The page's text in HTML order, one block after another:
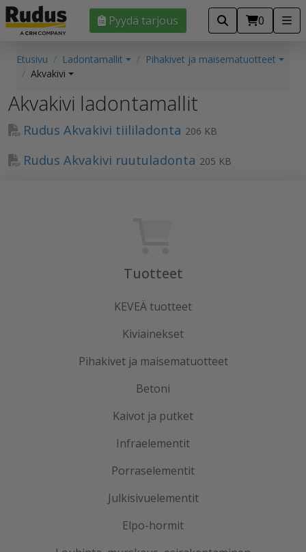
Pyydä tarjous 0
Etusivu Ladontamallit
Pihakivet ja maisematuotteet
Akvakivi
Akvakivi ladontamallit
Rudus Akvakivi tiililadonta 206 KB
Rudus Akvakivi ruutuladonta 205 KB
Tuotteet
KEVEÄ tuotteet
Kiviainekset
Pihakivet ja maisematuotteet
Betoni
Kaivot ja putket
Infraelementit
Porraselementit
Julkisivuelementit
Elpo-hormit